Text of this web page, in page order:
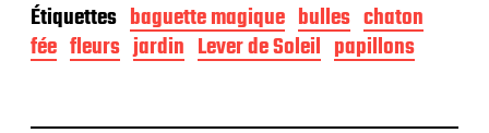
Étiquettes baguette magique bulles chaton
fée fleurs jardin Lever de Soleil papillons